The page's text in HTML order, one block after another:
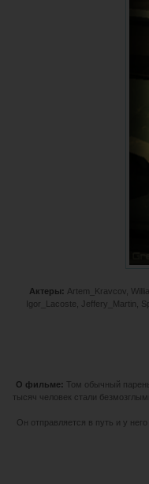
Актеры: Artem_Kravcov,
Igor_Lacoste, Jeffery_Martin,
О фильме: Том обычный
тысяч человек стали
Он отправляется в путь и у